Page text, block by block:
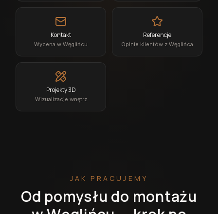
Kontakt
Wycena w Węglińcu
Referencje
Opinie klientów z Węglińca
Projekty 3D
Wizualizacje wnętrz
JAK PRACUJEMY
Od pomysłu do montażu